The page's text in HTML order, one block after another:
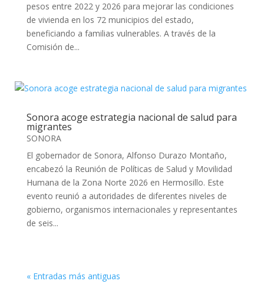
pesos entre 2022 y 2026 para mejorar las condiciones
de vivienda en los 72 municipios del estado,
beneficiando a familias vulnerables. A través de la
Comisión de...
Sonora acoge estrategia nacional de salud para
migrantes
SONORA
El gobernador de Sonora, Alfonso Durazo Montaño,
encabezó la Reunión de Políticas de Salud y Movilidad
Humana de la Zona Norte 2026 en Hermosillo. Este
evento reunió a autoridades de diferentes niveles de
gobierno, organismos internacionales y representantes
de seis...
« Entradas más antiguas